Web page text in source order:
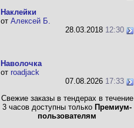
Наклейки
от Алексей Б.
28.03.2018 12:30
Наволочка
от roadjack
07.08.2026 17:33
Свежие заказы в тендерах в течение
3 часов доступны только Премиум-
пользователям